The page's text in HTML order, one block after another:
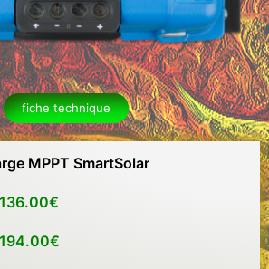
fiche technique
MPPT SmartSolar
136.00€
194.00€